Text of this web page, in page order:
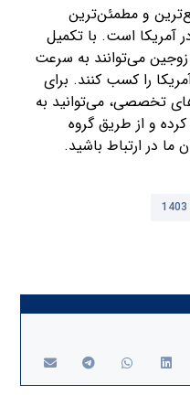
و مطمئن‌ترین
آمریکا است. با تکمیل
می‌توانند به سرعت
را کسب کنند. برای
تخصصی، می‌توانید به
و از طریق گروه
ما در ارتباط باشید.